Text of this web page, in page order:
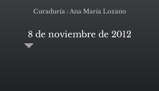
Curaduría : Ana María Lozano
8 de noviembre de 2012